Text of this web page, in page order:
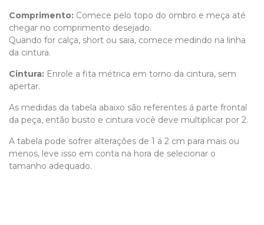
Comprimento: Comece pelo topo do ombro e meça até
chegar no comprimento desejado.
Quando for calça, short ou saia, comece medindo na linha
da cintura.
Cintura: Enrole a fita métrica em torno da cintura, sem
apertar.
As medidas da tabela abaixo são referentes á parte frontal
da peça, então busto e cintura você deve multiplicar por 2.
A tabela pode sofrer alterações de 1 á 2 cm para mais ou
menos, leve isso em conta na hora de selecionar o
tamanho adequado.